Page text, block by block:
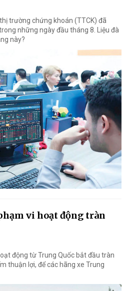
trường chứng khoán (TTCK) đã
những ngày đầu tháng 8. Liệu đà
này?
vi hoạt động tràn
động từ Trung Quốc bắt đầu tràn
thuận lợi, để các hãng xe Trung